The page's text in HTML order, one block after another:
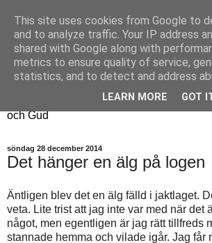
Fyren
Fyren finns för att sprida ljus i mörkret
För att påminna om guldkanterna i tillvaron
Här samsas jakt, hantverk, odling, och
och Gud
söndag 28 december 2014
Det hänger en älg på logen
Äntligen blev det en älg fälld i jaktlaget.
veta. Lite trist att jag inte var med när det
något, men egentligen är jag rätt tillfreds
stannade hemma och vilade igår. Jag får
This site uses cookies from Google to
and to analyze traffic. Your IP address
shared with Google along with
metrics to ensure quality of service,
statistics, and to detect and address
LEARN MORE GOT